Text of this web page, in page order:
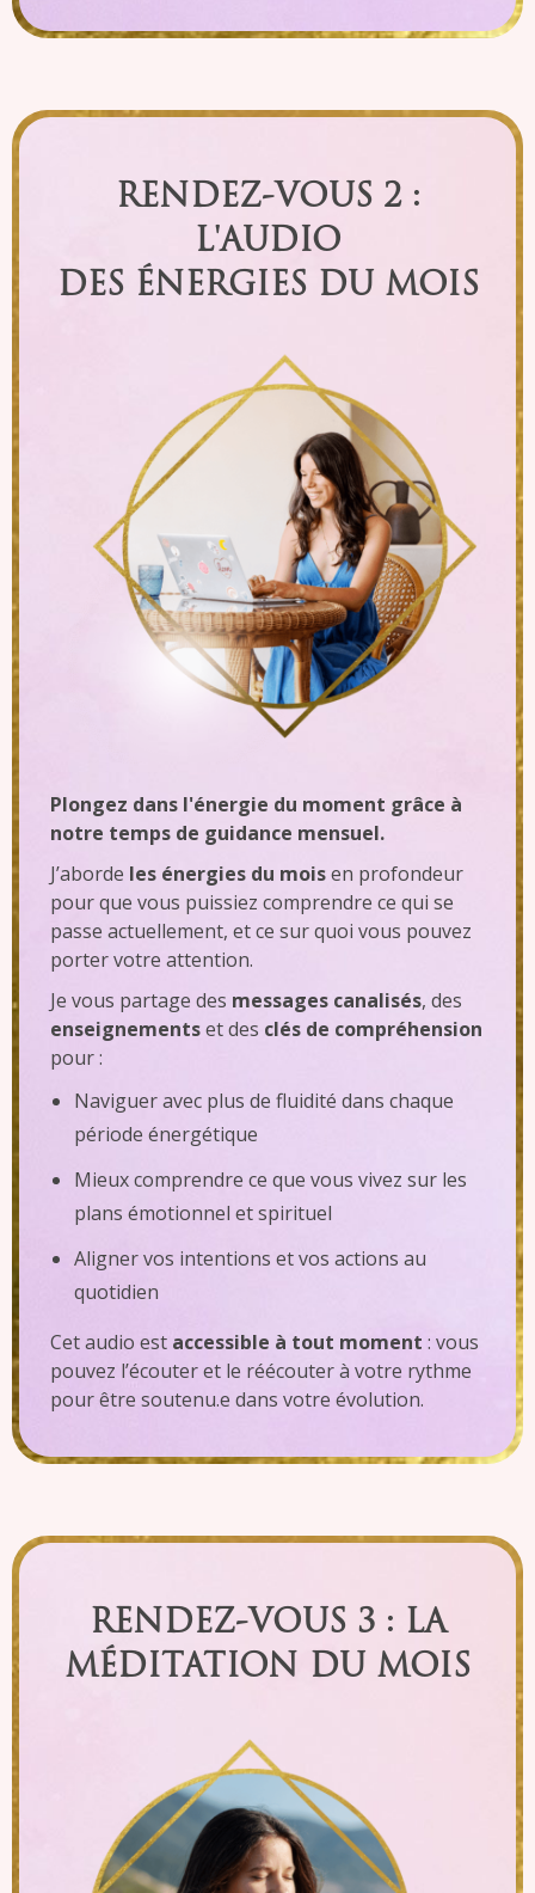
RENDEZ-VOUS 2 :
L'AUDIO
DES ÉNERGIES DU MOIS
Plongez dans l'énergie du moment grâce à
notre temps de guidance mensuel.
J’aborde les énergies du moisen profondeur
pour que vous puissiez comprendre ce qui se
passe actuellement, et ce sur quoi vous pouvez
porter votre attention.
Je vous partage des messages canalisés, des
enseignementset des clés de compréhension
pour :
Naviguer avec plus de fluidité dans chaque
période énergétique
Mieux comprendre ce que vous vivez sur les
plans émotionnel et spirituel
Aligner vos intentions et vos actions au
quotidien
Cet audio est accessible à tout moment : vous
pouvez l’écouter et le réécouter à votre rythme
pour être soutenu.e dans votre évolution.
RENDEZ-VOUS 3 : LA
MÉDITATION DU MOIS